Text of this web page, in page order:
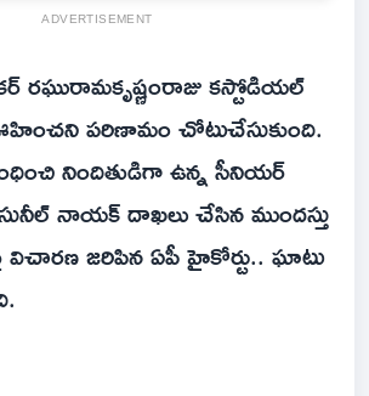
ADVERTISEMENT
రఘురామకృష్ణంరాజు కస్టోడియల్
పరిణామం చోటుచేసుకుంది.
నిందితుడిగా ఉన్న సీనియర్
నాయక్ దాఖలు చేసిన ముందస్తు
జరిపిన ఏపీ హైకోర్టు.. ఘాటు